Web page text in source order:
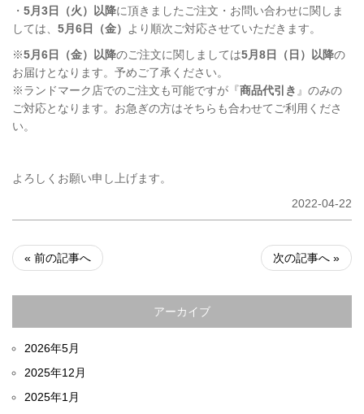
・ 5月3日（火）以降に頂きましたご注文・お問い合わせに関しま
しては、 5月6日（金）
より順次ご対応させていただきます。
※5月6日（金）以降のご注文に関しましては5月8日（日）以降の
お届けとなります。予めご了承ください。
※ランドマーク店でのご注文も可能ですが『商品代引き 』のみの
ご対応となります。お急ぎの方はそちらも合わせてご利用くださ
い。
よろしくお願い申し上げます。
2022-04-22
« 前の記事へ 次の記事へ »
アーカイブ
2026年5月
2025年12月
2025年1月